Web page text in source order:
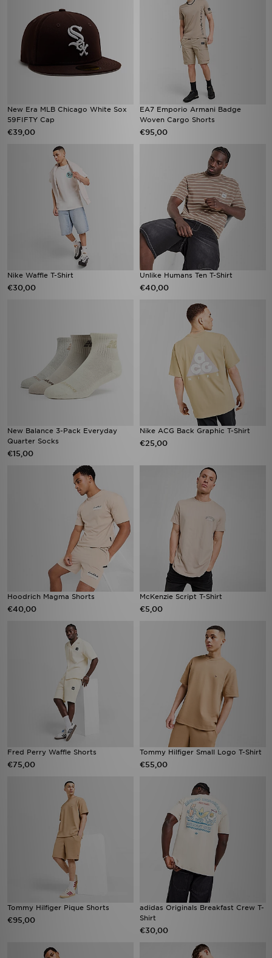
New Era MLB Chicago White Sox
59FIFTY Cap
€39,00
EA7 Emporio Armani Badge
Woven Cargo Shorts
€95,00
Nike Waffle T-Shirt
€30,00
Unlike Humans Ten T-Shirt
€40,00
New Balance 3-Pack Everyday
Quarter Socks
€15,00
Nike ACG Back Graphic T-Shirt
€25,00
Hoodrich Magma Shorts
€40,00
McKenzie Script T-Shirt
€5,00
Fred Perry Waffle Shorts
€75,00
Tommy Hilfiger Small Logo T-Shirt
€55,00
Tommy Hilfiger Pique Shorts
€95,00
adidas Originals Breakfast Crew T-
Shirt
€30,00